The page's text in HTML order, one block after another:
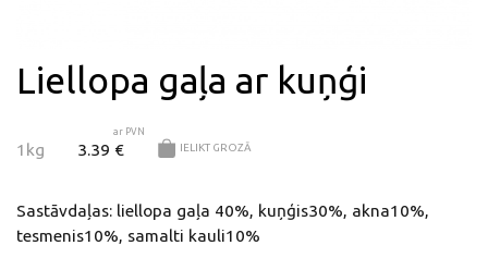
Liellopa gaļa ar kuņģi
1kg
ar PVN
3.39 € IELIKT GROZĀ
Sastāvdaļas: liellopa gaļa 40%, kuņģis30%, akna10%,
tesmenis10%, samalti kauli10%